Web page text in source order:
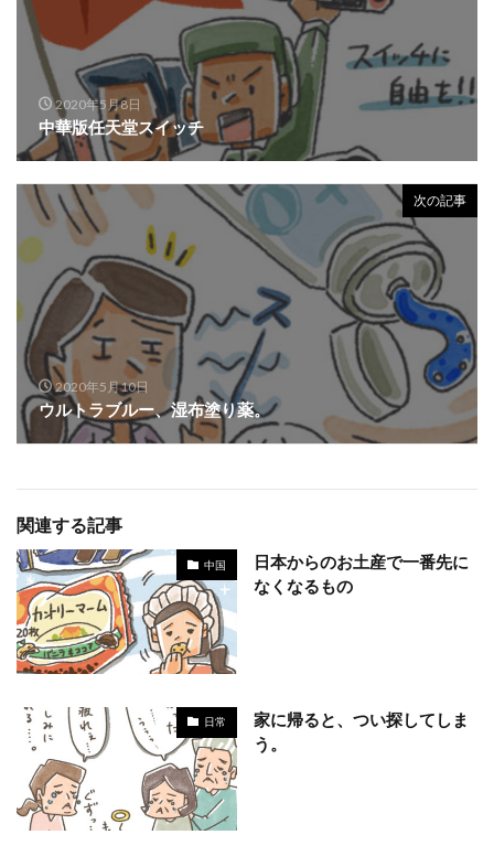
2020年5月8日
中華版任天堂スイッチ
次の記事
2020年5月10日
ウルトラブルー、湿布塗り薬。
関連する記事
中国
日本からのお土産で一番先に
なくなるもの
日常
家に帰ると、つい探してしま
う。